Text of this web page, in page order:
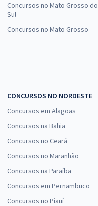
Concursos no Mato Grosso do
Sul
Concursos no Mato Grosso
CONCURSOS NO NORDESTE
Concursos em Alagoas
Concursos na Bahia
Concursos no Ceará
Concursos no Maranhão
Concursos na Paraíba
Concursos em Pernambuco
Concursos no Piauí